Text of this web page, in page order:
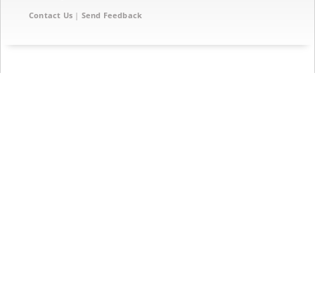
Contact Us | Send Feedback